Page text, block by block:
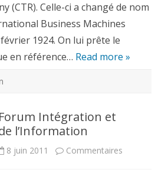
(CTR). Celle-ci a changé de nom
Business Machines
1924. On lui prête le
en référence… Read more »
Intégration et
l’Information
8 juin 2011 Commentaires